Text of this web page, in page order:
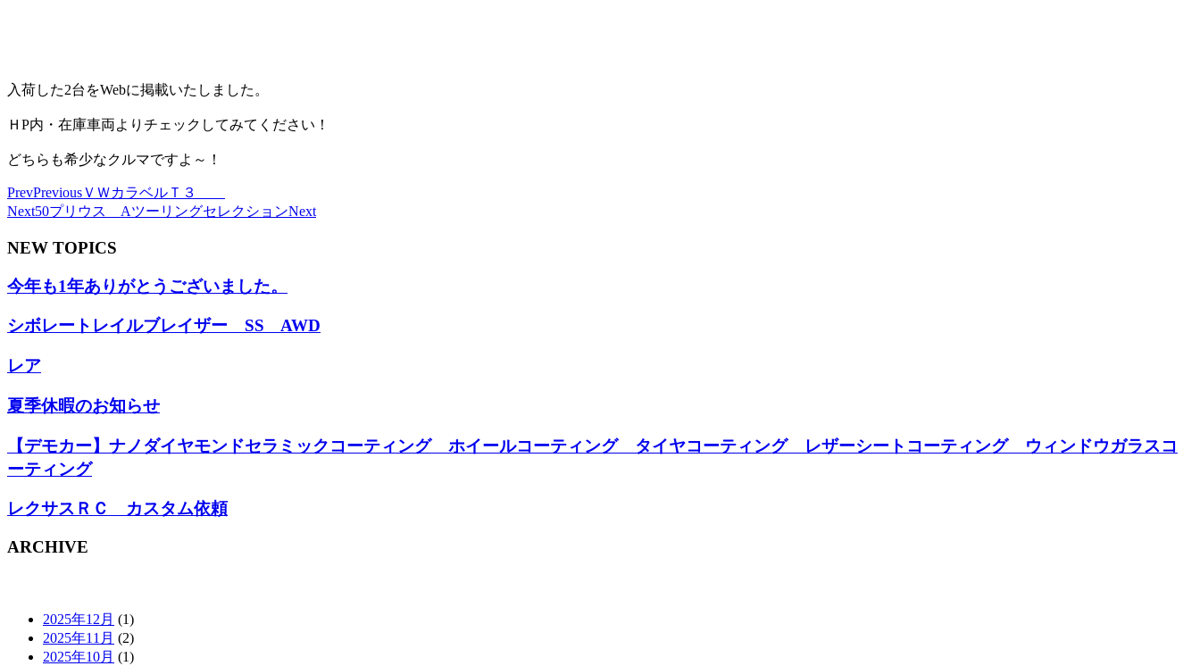
入荷した2台をWebに掲載いたしました。
ＨP内・在庫車両よりチェックしてみてください！
どちらも希少なクルマですよ～！
PrevPreviousＶＷカラベルＴ３
Next50プリウス AツーリングセレクションNext
NEW TOPICS
今年も1年ありがとうございました。
シボレートレイルブレイザー SS AWD
レア
夏季休暇のお知らせ
【デモカー】ナノダイヤモンドセラミックコーティング ホイールコーティング タイヤコーティング レザーシートコーティング ウィンドウガラスコ
ーティング
レクサスＲＣ カスタム依頼
ARCHIVE
2025年12月 (1)
2025年11月 (2)
2025年10月 (1)